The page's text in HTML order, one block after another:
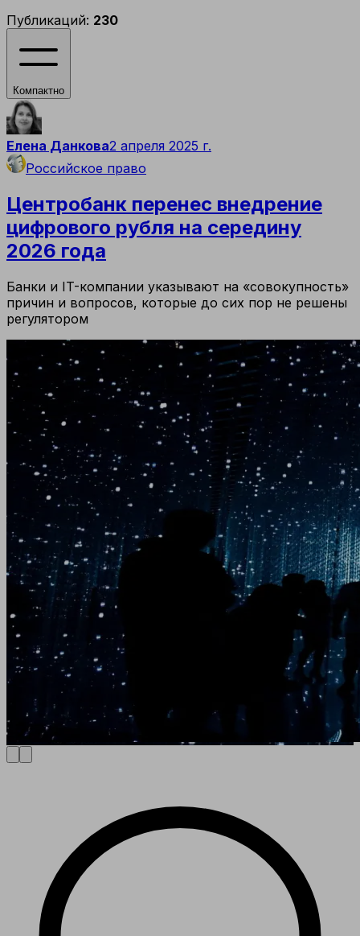
Публикаций: 230
Компактно
Елена Данкова2 апреля 2025 г.
Российское право
Центробанк перенес внедрение
цифрового рубля на середину
2026 года
Банки и IT-компании указывают на «совокупность»
причин и вопросов, которые до сих пор не решены
регулятором